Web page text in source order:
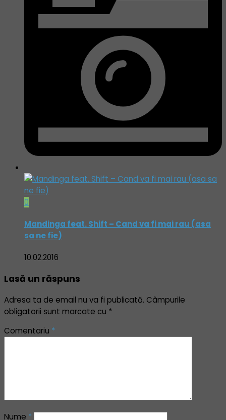
0
Mandinga feat. Shift – Cand va fi mai rau (asa
sa ne fie)
10.02.2016
Lasă un răspuns
Adresa ta de email nu va fi publicată. Câmpurile
obligatorii sunt marcate cu *
Comentariu *
Nume *